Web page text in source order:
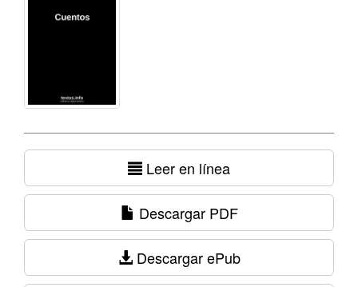
Leer en línea
Descargar PDF
Descargar ePub